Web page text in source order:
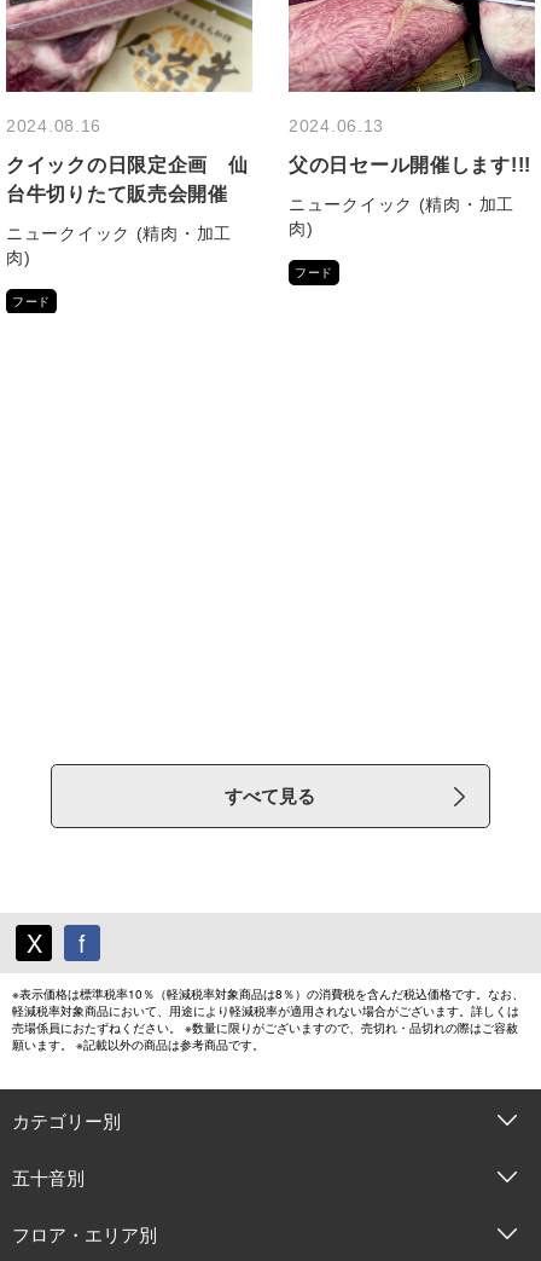
すべて見る
X f
※表示価格は標準税率10％（軽減税率対象商品は8％）の消費税を含んだ税込価格です。なお、
軽減税率対象商品において、用途により軽減税率が適用されない場合がございます。詳しくは
売場係員におたずねください。 ※数量に限りがございますので、売切れ・品切れの際はご容赦
願います。 ※記載以外の商品は参考商品です。
カテゴリー別
五十音別
フロア・エリア別